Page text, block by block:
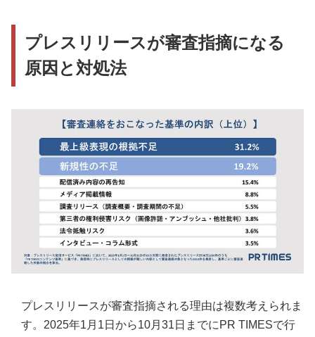
プレスリリースが審査指摘になる
原因と対処法
プレスリリースが審査指摘される理由は複数考えられま
す。2025年1月1日から10月31日までにPR TIMESで行